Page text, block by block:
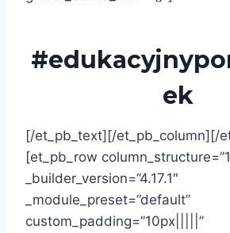
ek
[/et_pb_text][/et_pb_column][/
[et_pb_row
_builder_version=”4.17.1″
_module_preset=”default”
custom_padding=”10px|||||”